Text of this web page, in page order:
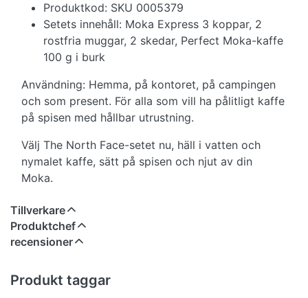
Produktkod: SKU 0005379
Setets innehåll: Moka Express 3 koppar, 2
rostfria muggar, 2 skedar, Perfect Moka-kaffe
100 g i burk
Användning: Hemma, på kontoret, på campingen
och som present. För alla som vill ha pålitligt kaffe
på spisen med hållbar utrustning.
Välj The North Face-setet nu, häll i vatten och
nymalet kaffe, sätt på spisen och njut av din
Moka.
Tillverkare
Produktchef
recensioner
Produkt taggar